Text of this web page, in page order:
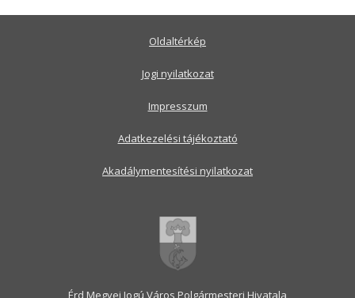
Érd Megyei Jogú Város Polgármesteri Hivatala
Oldaltérkép
Jogi nyilatkozat
Impresszum
Adatkezelési tájékoztató
Akadálymentesítési nyilatkozat